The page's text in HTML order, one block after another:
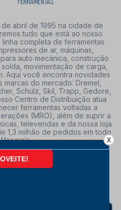
abril de 1995 na cidade de
tudo que está ao nosso
completa de ferramentas
de ar, máquinas,
auto mecânica, construção
movimentação de carga,
Aqui você encontra novidades
do mercado: Dremel,
Schulz, Skil, Trapp, Gedore,
Centro de Distribuição atua
ferramentas voltadas a
(MRO), além de suprir a
televendas e da nossa loja
1,3 milhão de pedidos em todo
Ver mais
REDES
X